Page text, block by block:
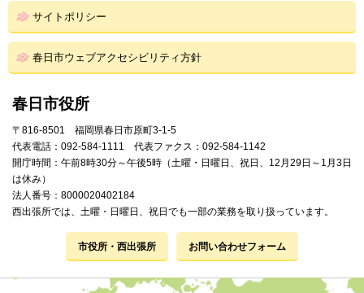
サイトポリシー
春日市ウェブアクセシビリティ方針
春日市役所
〒816-8501 福岡県春日市原町3-1-5
代表電話：092-584-1111 代表ファクス：092-584-1142
開庁時間：午前8時30分～午後5時（土曜・日曜日、祝日、12月29日～1月3日
は休み）
法人番号：8000020402184
西出張所では、土曜・日曜日、祝日でも一部の業務を取り扱っています。
市役所・西出張所 お問い合わせフォーム